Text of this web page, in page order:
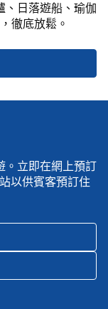
、日落遊船、瑜伽
徹底放鬆。
。立即在網上預訂
以供賓客預訂住